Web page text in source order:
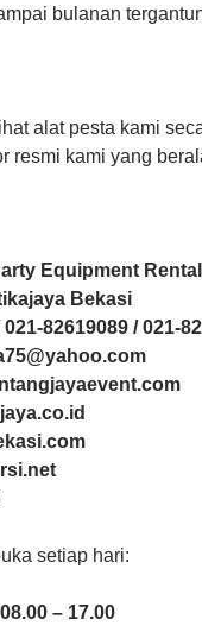
bulanan
alat pesta kami
resmi kami yang
Equipment Rental
Bekasi
82619089 / 021-
setiap hari:
08.00 – 17.00